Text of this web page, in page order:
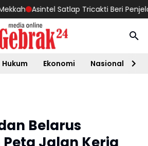
Asintel Satlap Tricakti Beri Penjelasan
Hukum Ekonomi Nasional
Belarus